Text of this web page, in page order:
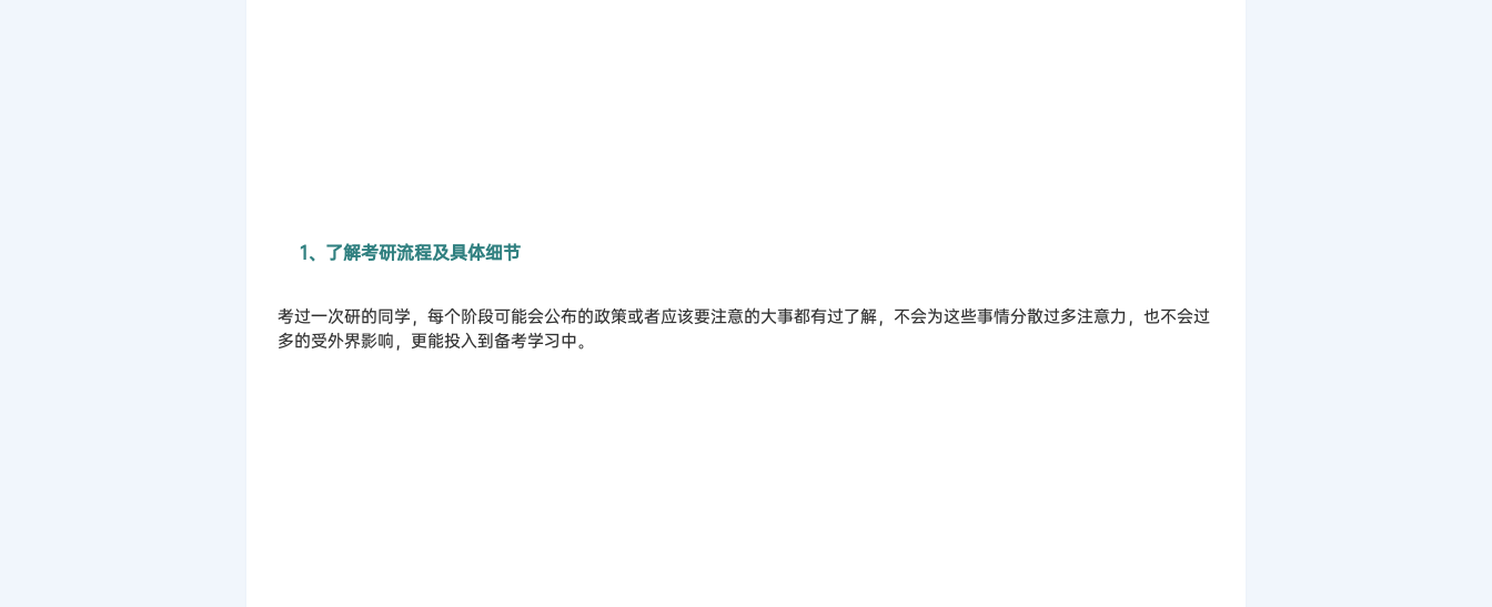
1、了解考研流程及具体细节
考过一次研的同学，每个阶段可能会公布的政策或者应该要注意的大事都有过了解，不会为这些事情分散过多注意力，也不会过
多的受外界影响，更能投入到备考学习中。